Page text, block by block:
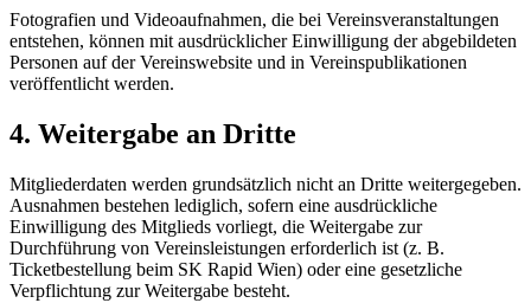
Fotografien und Videoaufnahmen, die bei Vereinsveranstaltungen
entstehen, können mit ausdrücklicher Einwilligung der abgebildeten
Personen auf der Vereinswebsite und in Vereinspublikationen
veröffentlicht werden.
4. Weitergabe an Dritte
Mitgliederdaten werden grundsätzlich nicht an Dritte weitergegeben.
Ausnahmen bestehen lediglich, sofern eine ausdrückliche
Einwilligung des Mitglieds vorliegt, die Weitergabe zur
Durchführung von Vereinsleistungen erforderlich ist (z. B.
Ticketbestellung beim SK Rapid Wien) oder eine gesetzliche
Verpflichtung zur Weitergabe besteht.